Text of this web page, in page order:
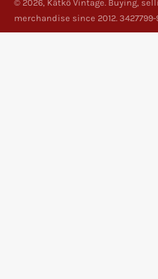
© 2026, Kätkö Vintage . Buying,
merchandise since 2012. 3427799-